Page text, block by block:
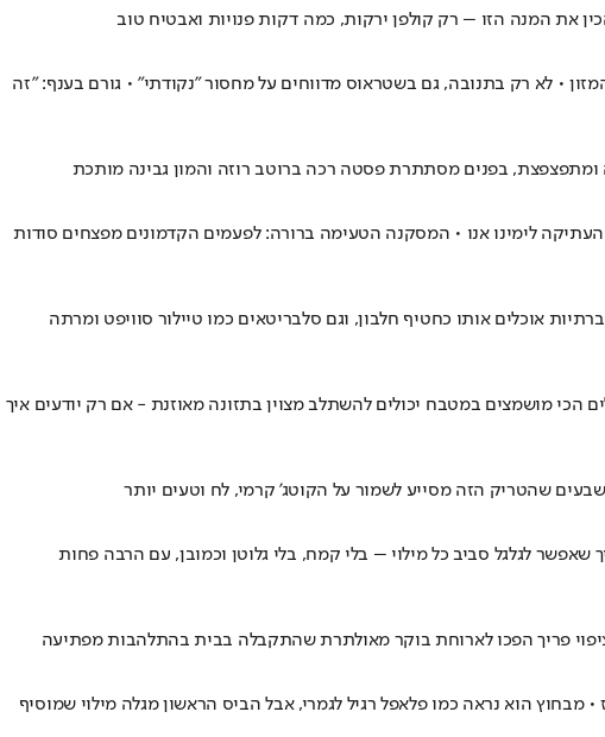
את המנה הזו – רק קולפן ירקות, כמה דקות פנויות ואבטיח טוב
• לא רק בתנובה, גם בשטראוס מדווחים על מחסור "נקודתי" • גורם בענף: "זה
ומתפצפצת, בפנים מסתתרת פסטה רכה ברוטב רוזה והמון גבינה מותכת
לימינו אנו • המסקנה הטעימה ברורה: לפעמים הקדמונים מפצחים סודות
אוכלים אותו כחטיף חלבון, וגם סלבריטאים כמו טיילור סוויפט ומרתה
מושמצים במטבח יכולים להשתלב מצוין בתזונה מאוזנת - אם רק יודעים איך
שהטריק הזה מסייע לשמור על הקוטג' קרמי, לח וטעים יותר
שאפשר לגלגל סביב כל מילוי – בלי קמח, בלי גלוטן וכמובן, עם הרבה פחות
פריך הפכו לארוחת בוקר מאולתרת שהתקבלה בבית בהתלהבות מפתיעה
קטנה במרכז • מבחוץ הוא נראה כמו פלאפל רגיל לגמרי, אבל הביס הראשון מגלה מילוי שמוסיף